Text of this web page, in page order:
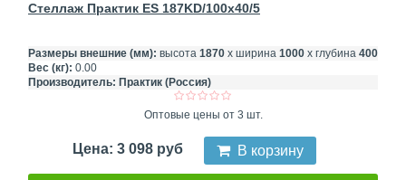
Стеллаж Практик ES 187KD/100x40/5
Размеры внешние (мм): высота 1870 х ширина 1000 х глубина 400
Вес (кг): 0.00
Производитель: Практик (Россия)
Оптовые цены от 3 шт.
Цена: 3 098 руб В корзину